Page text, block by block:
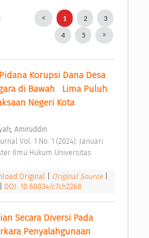
1 2 3
4 5
Korupsi Dana Desa
di Bawah   Lima Puluh
Negeri Kota
; Amiruddin
Vol. 1 No. 1 (2024): Januari
Ilmu Hukum Universitas
Original Original Source
DOI: 10.60034/c7ch2268
Secara Diversi Pada
Penyalahgunaan